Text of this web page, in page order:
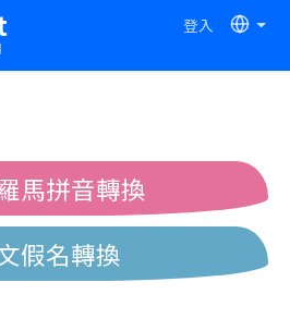
登入
馬拼音轉換
假名轉換